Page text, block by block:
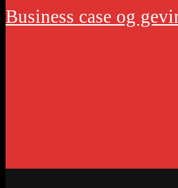
Business case og